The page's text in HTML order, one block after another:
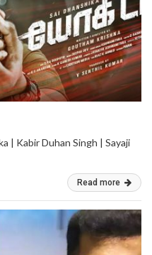
| Kabir Duhan Singh | Sayaji
Read more